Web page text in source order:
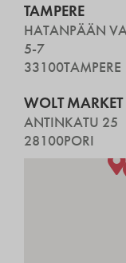
TAMPERE
HATANPÄÄN
5-7
33100TAMPERE
WOLT MARKET
ANTINKATU 25
28100PORI